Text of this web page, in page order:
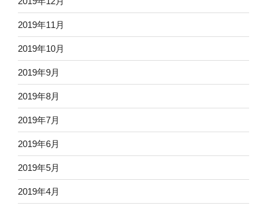
2019年11月
2019年10月
2019年9月
2019年8月
2019年7月
2019年6月
2019年5月
2019年4月